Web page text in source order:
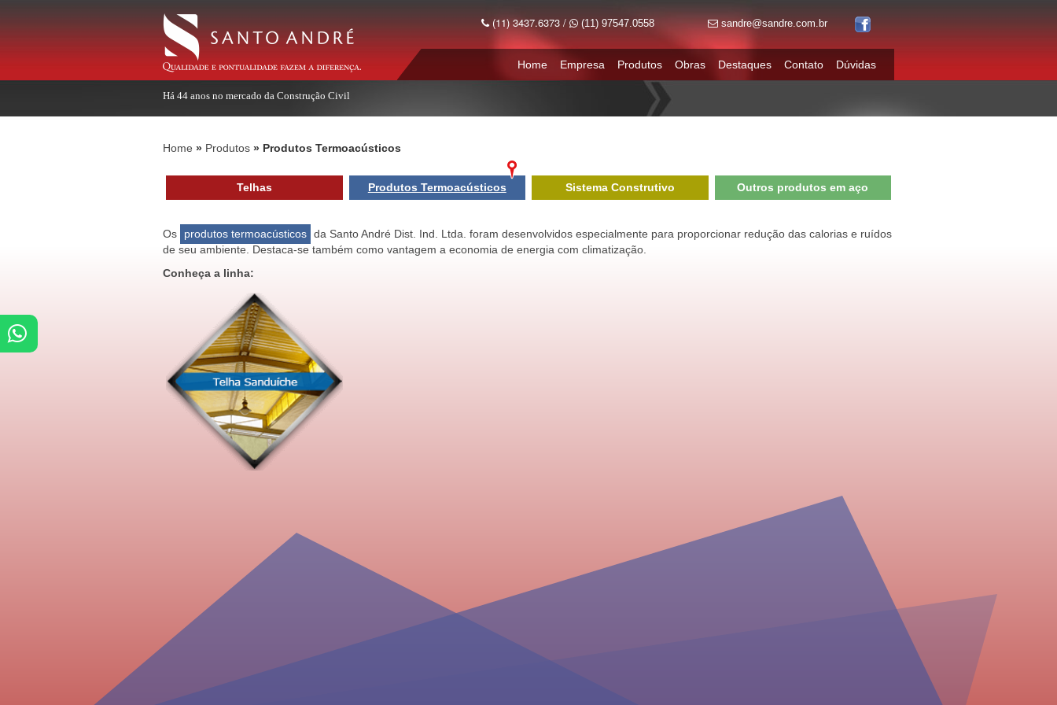
(11) 3437.6373 / (11) 97547.0558 sandre@sandre.com.br
Home Empresa Produtos Obras Destaques Contato Dúvidas
Há 44 anos no mercado da Construção Civil
Home Produtos Produtos Termoacústicos
Telhas Produtos Termoacústicos Sistema Construtivo Outros produtos em aço
Os produtos termoacústicos da Santo André Dist. Ind. Ltda. foram desenvolvidos especialmente para proporcionar redução das calorias e ruídos
de seu ambiente. Destaca-se também como vantagem a economia de energia com climatização.
Conheça a linha: